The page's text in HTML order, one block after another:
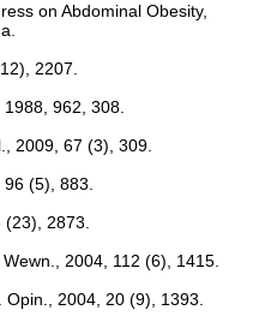
on Abdominal Obesity,
2207.
962, 308.
2009, 67 (3), 309.
(5), 883.
2873.
2004, 112 (6), 1415.
Opin., 2004, 20 (9), 1393.